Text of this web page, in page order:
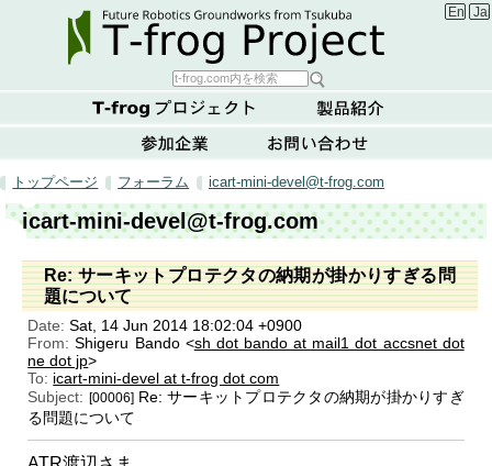
トップページ フォーラム icart-mini-devel@t-frog.com
icart-mini-devel@t-frog.com
Re: サーキットプロテクタの納期が掛かりすぎる問
題について
Date:Sat, 14 Jun 2014 18:02:04 +0900
From:Shigeru Bando <sh dot bando at mail1 dot accsnet dot
ne dot jp>
To: icart-mini-devel at t-frog dot com
Subject: [00006]Re: サーキットプロテクタの納期が掛かりすぎ
る問題について